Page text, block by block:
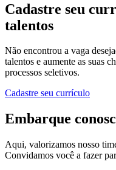
Cadastre seu
talentos
Não encontrou a vaga
talentos e aumente as suas
processos seletivos.
Cadastre seu currículo
Embarque
Aqui, valorizamos nosso
Convidamos você a fazer